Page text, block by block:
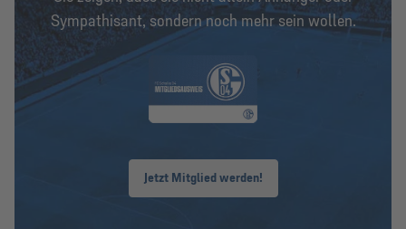
Sympathisant, sondern noch mehr sein wollen.
Jetzt Mitglied werden!